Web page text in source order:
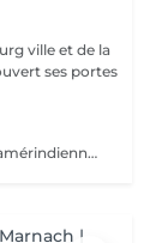
ville et de la
ses portes
Ce massage ancestral, d'origine hawaïenne et amérindienne, vous offre une synergie magique entre les mains de l'esthéticienne et la chaleur des pierres volcaniques en basaltes composées de laves pure pour une détente extrême. Une douce chaleur vous enveloppe et vous procure une sensation de bien-être. Avec leurs différentes vertus thérapeutiques, les pierres sont déposées sur les points sensibles et/ou douloureux du corps. Un lâché pris qui détoxifie l'organisme et améliore la circulation sanguine. Outre leur effet drainant et relaxant, elles stimulent les muscles et défont les nuds pour une sensation réconfortante.